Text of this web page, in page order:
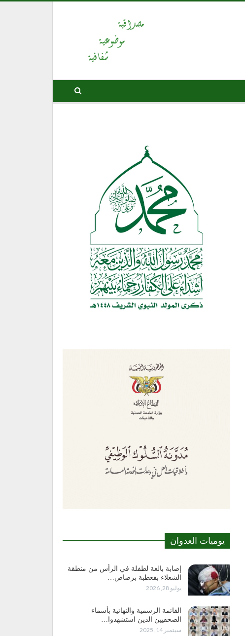
يوميات العدوان
إصابة بالغة لطفلة في الرأس من منطقة
الشعلاء بقعطبة برصاص…
يوليو 28, 2026
القائمة الرسمية والنهائية بأسماء
الصحفيين الذين استشهدوا…
سبتمبر 14, 2025